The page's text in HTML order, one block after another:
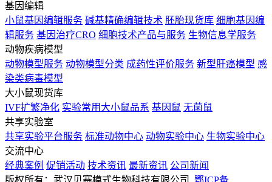
基因编辑
小鼠基因编辑服务 碱基精确编辑技术 胚胎现货库 细胞基因编
辑服务 基因治疗CRO 细胞技术产品与服务 生物信息学服务
动物疾病模型
动物模型服务 动物模型分类 成药性评价服务 新型肝癌模型 感
染类病毒模型
大小鼠现货库
IVF扩繁净化 实验常用大小鼠品系 基因鼠 无菌鼠
共享实验室
共享实验平台服务 标准动物中心 动物实验中心 生物实验中心
交流中心
经典案例 促销活动 技术资讯 最新资讯 公司新闻
版权所有：武汉贝赛模式生物科技有限公司 鄂ICP备